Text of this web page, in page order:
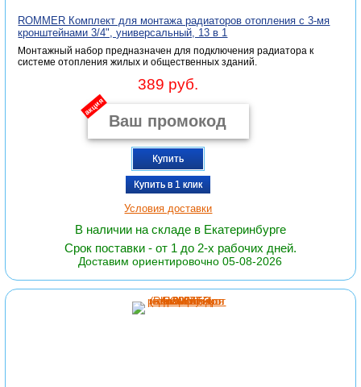
ROMMER Комплект для монтажа радиаторов отопления с 3-мя
кронштейнами 3/4", универсальный, 13 в 1
Монтажный набор предназначен для подключения радиатора к
системе отопления жилых и общественных зданий.
389 руб.
акция
Купить
Купить в 1 клик
Условия доставки
В наличии на складе в Екатеринбурге
Срок поставки - от 1 до 2-х рабочих дней.
Доставим ориентировочно 05-08-2026